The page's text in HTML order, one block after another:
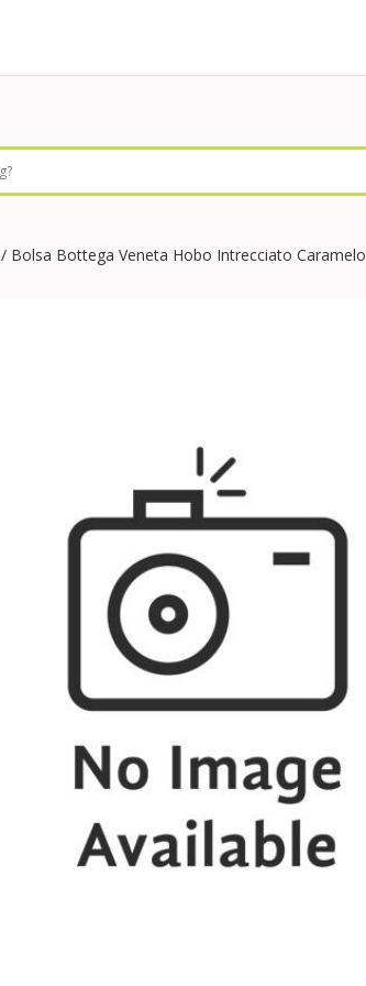
/ Bolsa Bottega Veneta Hobo Intrecciato Caramelo